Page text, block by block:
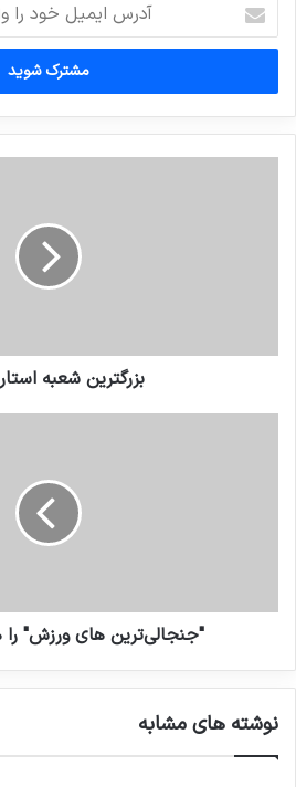
ایمیل
خود
وارد
کنید
بزرگترین شعبه
"جنجالی‌ترین های ورزش"
نوشته های مشابه